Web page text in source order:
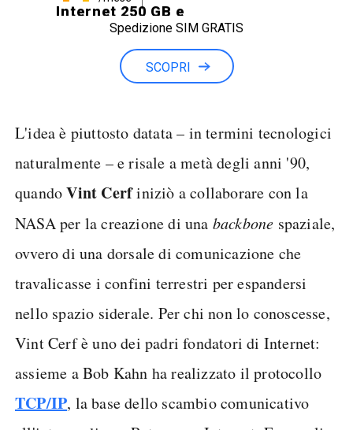
Internet 250 GB e
Minuti illimitati
Spedizione SIM GRATIS
SCOPRI
L'idea è piuttosto datata – in termini tecnologici
naturalmente – e risale a metà degli anni '90,
quandoVint Cerfiniziò a collaborare con la
NASA per la creazione di una backbone spaziale,
ovvero di una dorsale di comunicazione che
travalicasse i confini terrestri per espandersi
nello spazio siderale. Per chi non lo conoscesse,
Vint Cerf è uno dei padri fondatori di Internet:
assieme a Bob Kahn ha realizzato il protocollo
TCP/IP, la base dello scambio comunicativo